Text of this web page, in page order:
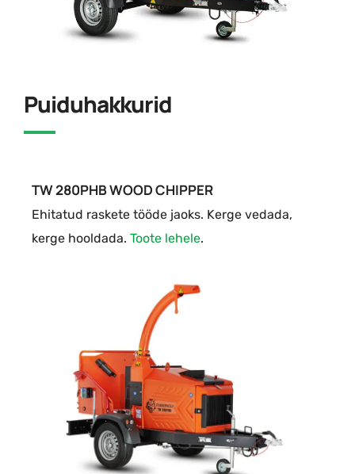
Puiduhakkurid
TW 280PHB WOOD CHIPPER
Ehitatud raskete tööde jaoks. Kerge vedada,
kerge hooldada. Toote lehele.